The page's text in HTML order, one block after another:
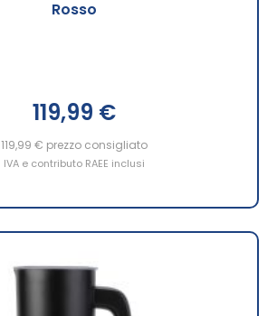
Rosso
119,99 €
119,99 € prezzo consigliato
IVA e contributo RAEE inclusi